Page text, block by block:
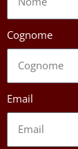
Cognome
Email